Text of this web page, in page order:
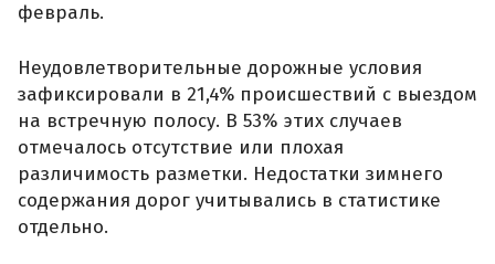
февраль.
Неудовлетворительные дорожные условия
зафиксировали в 21,4% происшествий с выездом
на встречную полосу. В 53% этих случаев
отмечалось отсутствие или плохая
различимость разметки. Недостатки зимнего
содержания дорог учитывались в статистике
отдельно.